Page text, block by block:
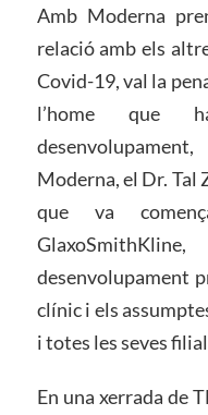
Amb Moderna
relació amb els
Covid-19, val la
l’home que
Moderna, el Dr. Tal
que va
desenvolupament
clínic i els
i totes les seves
En una xerrada de